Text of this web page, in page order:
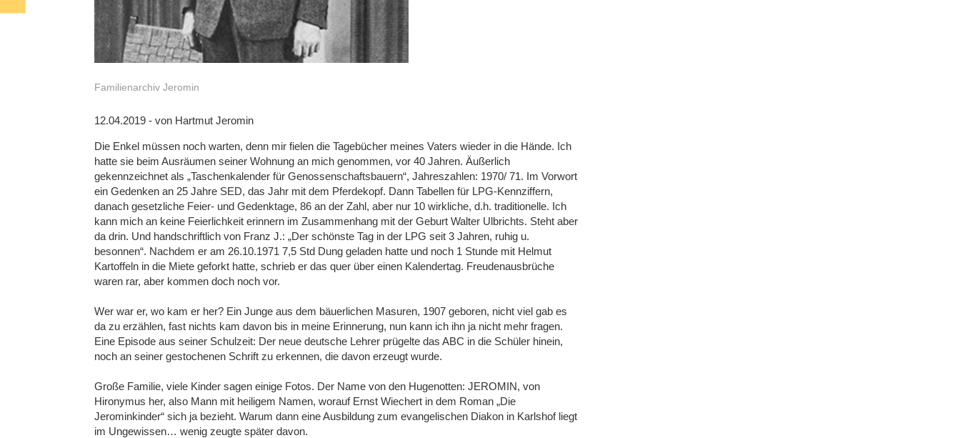
Familienarchiv Jeromin
12.04.2019 - von Hartmut Jeromin
Die Enkel müssen noch warten, denn mir fielen die Tagebücher meines Vaters wieder in die Hände. Ich
hatte sie beim Ausräumen seiner Wohnung an mich genommen, vor 40 Jahren. Äußerlich
gekennzeichnet als „Taschenkalender für Genossenschaftsbauern“, Jahreszahlen: 1970/ 71. Im Vorwort
ein Gedenken an 25 Jahre SED, das Jahr mit dem Pferdekopf. Dann Tabellen für LPG-Kennziffern,
danach gesetzliche Feier- und Gedenktage, 86 an der Zahl, aber nur 10 wirkliche, d.h. traditionelle. Ich
kann mich an keine Feierlichkeit erinnern im Zusammenhang mit der Geburt Walter Ulbrichts. Steht aber
da drin. Und handschriftlich von Franz J.: „Der schönste Tag in der LPG seit 3 Jahren, ruhig u.
besonnen“. Nachdem er am 26.10.1971 7,5 Std Dung geladen hatte und noch 1 Stunde mit Helmut
Kartoffeln in die Miete geforkt hatte, schrieb er das quer über einen Kalendertag. Freudenausbrüche
waren rar, aber kommen doch noch vor.
Wer war er, wo kam er her? Ein Junge aus dem bäuerlichen Masuren, 1907 geboren, nicht viel gab es
da zu erzählen, fast nichts kam davon bis in meine Erinnerung, nun kann ich ihn ja nicht mehr fragen.
Eine Episode aus seiner Schulzeit: Der neue deutsche Lehrer prügelte das ABC in die Schüler hinein,
noch an seiner gestochenen Schrift zu erkennen, die davon erzeugt wurde.
Große Familie, viele Kinder sagen einige Fotos. Der Name von den Hugenotten: JEROMIN, von
Hironymus her, also Mann mit heiligem Namen, worauf Ernst Wiechert in dem Roman „Die
Jerominkinder“ sich ja bezieht. Warum dann eine Ausbildung zum evangelischen Diakon in Karlshof liegt
im Ungewissen… wenig zeugte später davon.